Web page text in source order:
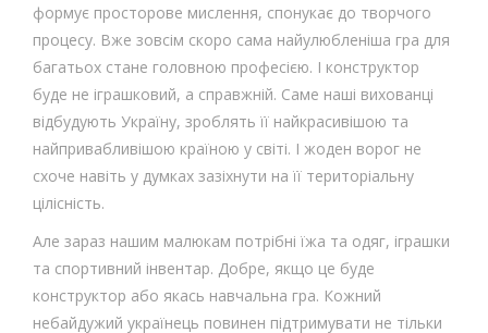
формує просторове мислення, спонукає до творчого
процесу. Вже зовсім скоро сама найулюбленіша гра для
багатьох стане головною професією. І конструктор
буде не іграшковий, а справжній. Саме наші вихованці
відбудують Україну, зроблять її найкрасивішою та
найпривабливішою країною у світі. І жоден ворог не
схоче навіть у думках зазіхнути на її територіальну
цілісність.
Але зараз нашим малюкам потрібні їжа та одяг, іграшки
та спортивний інвентар. Добре, якщо це буде
конструктор або якась навчальна гра. Кожний
небайдужий українець повинен підтримувати не тільки